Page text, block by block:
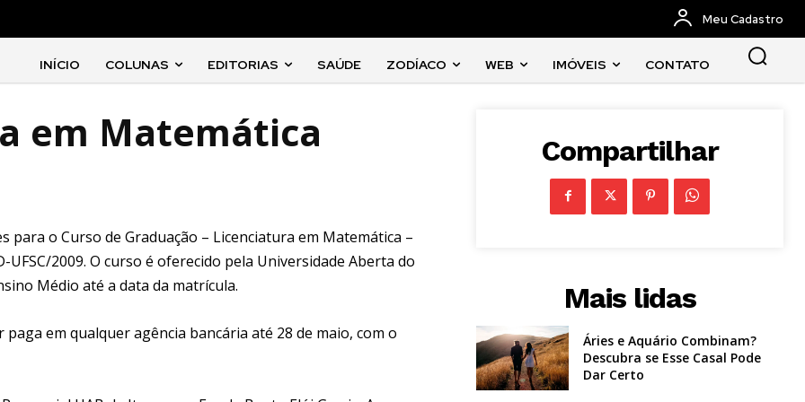
Meu Cadastro
INÍCIO COLUNAS EDITORIAS SAÚDE ZODÍACO WEB IMÓVEIS CONTATO
em Matemática
para o Curso de Graduação – Licenciatura em Matemática –
2009. O curso é oferecido pela Universidade Aberta do
Médio até a data da matrícula.
em qualquer agência bancária até 28 de maio, com o
Compartilhar
Mais lidas
Áries e Aquário Combinam?
Descubra se Esse Casal Pode
Dar Certo